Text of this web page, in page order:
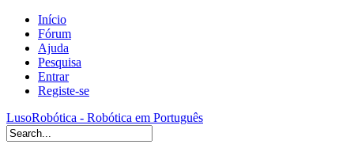
Início
Fórum
Ajuda
Pesquisa
Entrar
Registe-se
LusoRobótica - Robótica em Português